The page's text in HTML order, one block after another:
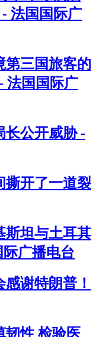
法国国际广
第三国旅客的
法国国际广
长公开威胁 -
撕开了一道裂
斯坦与土耳其
广播电台
谢特朗普！
韧性 检验医